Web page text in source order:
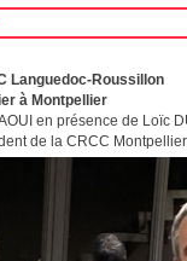
Languedoc-Roussillon
à Montpellier
en présence de Loïc
de la CRCC